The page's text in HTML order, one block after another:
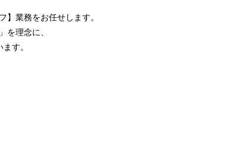
】業務をお任せします。
を理念に、
す。